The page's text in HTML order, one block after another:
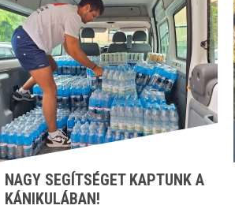
NAGY SEGÍTSÉGET KAPTUNK A
KÁNIKULÁBAN!